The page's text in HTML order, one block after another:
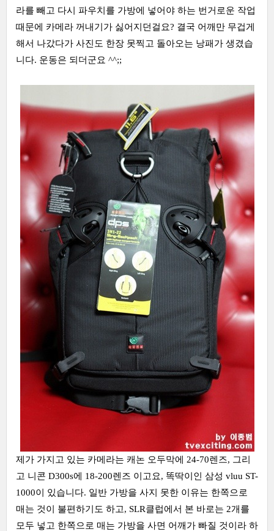
라를 빼고 다시 파우치를 가방에 넣어야 하는 번거로운 작업
때문에 카메라 꺼내기가 싫어지던걸요? 결국 어깨만 무겁게
해서 나갔다가 사진도 한장 못찍고 돌아오는 낭패가 생겼습
니다. 운동은 되더군요 ^^;;
제가 가지고 있는 카메라는 캐논 오두막에 24-70렌즈, 그리
고 니콘 D300s에 18-200렌즈 이고요, 똑딱이인 삼성 vluu ST-
1000이 있습니다. 일반 가방을 사지 못한 이유는 한쪽으로
매는 것이 불편하기도 하고, SLR클럽에서 본 바로는 2개를
모두 넣고 한쪽으로 매는 가방을 사면 어깨가 빠질 것이라 하